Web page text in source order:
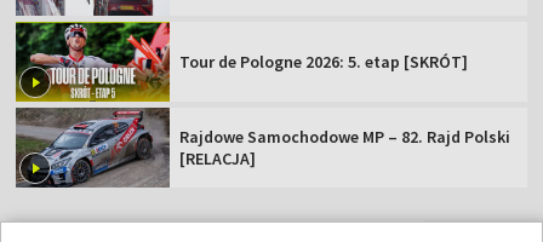
Tour de Pologne 2026: 5. etap [SKRÓT]
Rajdowe Samochodowe MP – 82. Rajd Polski
[RELACJA]